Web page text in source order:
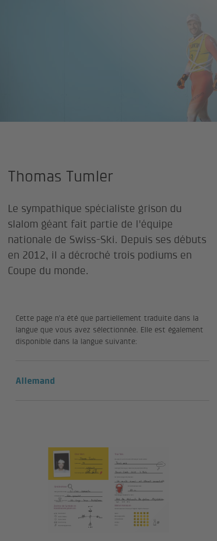
Thomas Tumler
Le sympathique spécialiste grison du
slalom géant fait partie de l'équipe
nationale de Swiss-Ski. Depuis ses débuts
en 2012, il a décroché trois podiums en
Coupe du monde.
Cette page n’a été que partiellement traduite dans la
langue que vous avez sélectionnée. Elle est également
disponible dans la langue suivante:
Allemand